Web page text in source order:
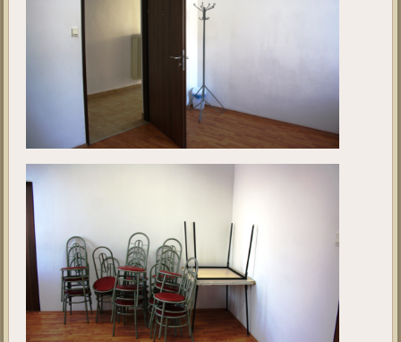
Kivitelezés 1.
Ebben a galériában a projekt megvalósulási helyszínét tekinthetik meg a
megkezdése előtt. A fotók 2019. január hónapban készültek.